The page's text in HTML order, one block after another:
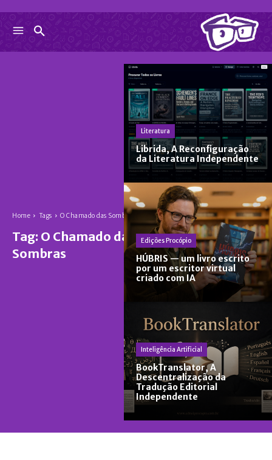
Home Tags O Chamado das Sombras
Tag: O Chamado das
Sombras
Literatura
Librida, A Reconfiguração
da Literatura Independente
Edições Procópio
HÚBRIS — um livro escrito
por um escritor virtual
criado com IA
Inteligência Artificial
BookTranslator, A
Descentralização da
Tradução Editorial
Independente